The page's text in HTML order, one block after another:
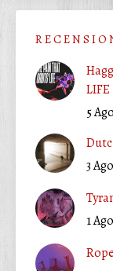
R E C E N S I O
LIFE
5
3
1